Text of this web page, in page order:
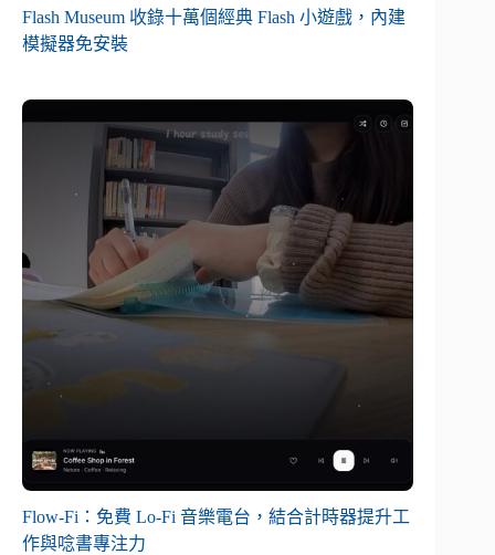
Flash Museum 收錄十萬個經典 Flash 小遊戲，內建
模擬器免安裝
Flow-Fi：免費 Lo-Fi 音樂電台，結合計時器提升工
作與唸書專注力